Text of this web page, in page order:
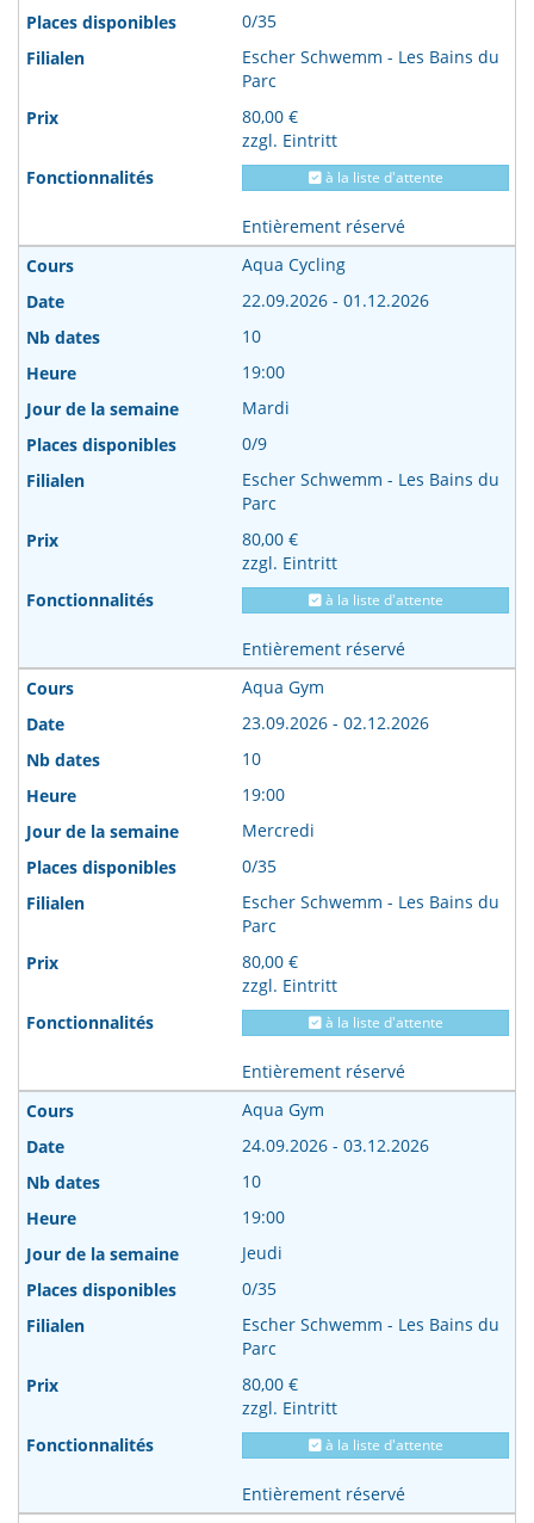
0/35
Escher Schwemm - Les Bains du
Parc
80,00 €
zzgl. Eintritt
à la liste d'attente
Entièrement réservé
Aqua Cycling
22.09.2026 - 01.12.2026
10
19:00
Mardi
0/9
Escher Schwemm - Les Bains du
Parc
80,00 €
zzgl. Eintritt
à la liste d'attente
Entièrement réservé
Aqua Gym
23.09.2026 - 02.12.2026
10
19:00
Mercredi
0/35
Escher Schwemm - Les Bains du
Parc
80,00 €
zzgl. Eintritt
à la liste d'attente
Entièrement réservé
Aqua Gym
24.09.2026 - 03.12.2026
10
19:00
Jeudi
0/35
Escher Schwemm - Les Bains du
Parc
80,00 €
zzgl. Eintritt
à la liste d'attente
Entièrement réservé